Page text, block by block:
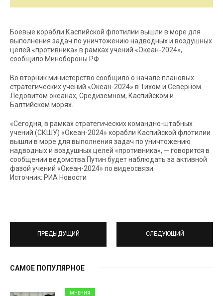
Боевые корабли Каспийской флотилии вышли в море для
выполнения задач по уничтожению надводных и воздушных
целей «противника» в рамках учений «Океан-2024»,
сообщило Минобороны РФ.
Во вторник министерство сообщило о начале плановых
стратегических учений «Океан-2024» в Тихом и Северном
Ледовитом океанах, Средиземном, Каспийском и
Балтийском морях.
«Сегодня, в рамках стратегических командно-штабных
учений (СКШУ) «Океан-2024» корабли Каспийской флотилии
вышли в море для выполнения задач по уничтожению
надводных и воздушных целей «противника», — говорится в
сообщении ведомства.Путин будет наблюдать за активной
фазой учений «Океан-2024» по видеосвязи
Источник: РИА Новости
ПРЕДЫДУЩИЙ СЛЕДУЮЩИЙ
САМОЕ ПОПУЛЯРНОЕ
МНЕНИЯ